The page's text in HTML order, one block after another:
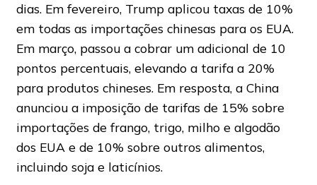
dias. Em fevereiro, Trump aplicou taxas de 10%
em todas as importações chinesas para os EUA.
Em março, passou a cobrar um adicional de 10
pontos percentuais, elevando a tarifa a 20%
para produtos chineses. Em resposta, a China
anunciou a imposição de tarifas de 15% sobre
importações de frango, trigo, milho e algodão
dos EUA e de 10% sobre outros alimentos,
incluindo soja e laticínios.